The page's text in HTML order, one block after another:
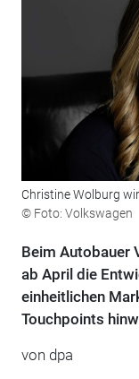
Christine Wolburg
© Foto: Volkswagen
Beim Autobauer
ab April die
einheitlichen
Touchpoints
von dpa